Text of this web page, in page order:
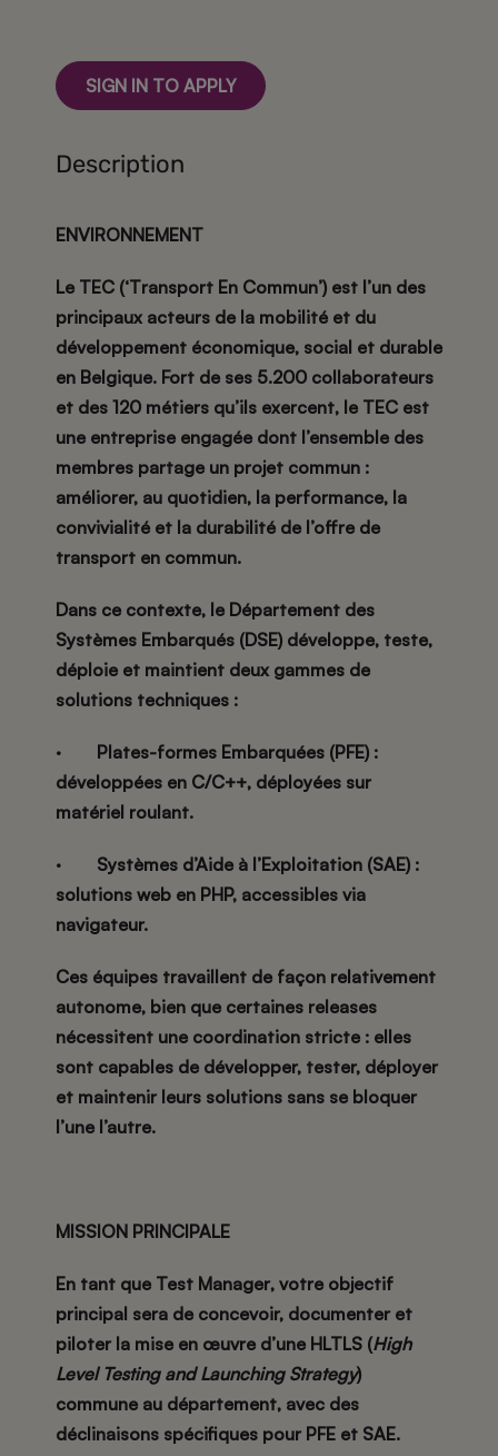
SIGN IN TO APPLY
Description
ENVIRONNEMENT
Le TEC (‘Transport En Commun’) est l’un des
principaux acteurs de la mobilité et du
développement économique, social et durable
en Belgique. Fort de ses 5.200 collaborateurs
et des 120 métiers qu’ils exercent, le TEC est
une entreprise engagée dont l’ensemble des
membres partage un projet commun :
améliorer, au quotidien, la performance, la
convivialité et la durabilité de l’offre de
transport en commun.
Dans ce contexte, le Département des
Systèmes Embarqués (DSE) développe, teste,
déploie et maintient deux gammes de
solutions techniques :
· Plates-formes Embarquées (PFE) :
développées en C/C++, déployées sur
matériel roulant.
· Systèmes d’Aide à l’Exploitation (SAE) :
solutions web en PHP, accessibles via
navigateur.
Ces équipes travaillent de façon relativement
autonome, bien que certaines releases
nécessitent une coordination stricte : elles
sont capables de développer, tester, déployer
et maintenir leurs solutions sans se bloquer
l’une l’autre.
MISSION PRINCIPALE
En tant que Test Manager, votre objectif
principal sera de concevoir, documenter et
piloter la mise en œuvre d’une HLTLS (High
Level Testing and Launching Strategy)
commune au département, avec des
déclinaisons spécifiques pour PFE et SAE.